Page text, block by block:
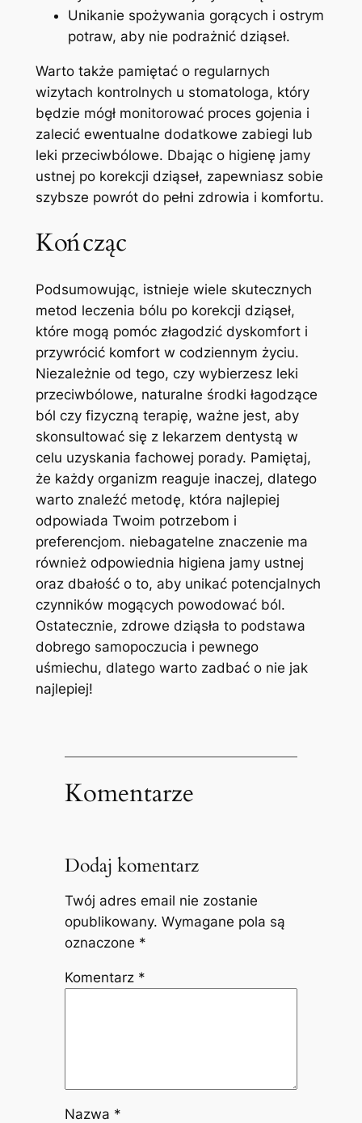
Unikanie‌ spożywania gorących i ⁣ostrym
⁢potraw, ‌aby nie podrażnić dziąseł.
Warto także pamiętać o ⁤regularnych⁤
wizytach kontrolnych u​ stomatologa, ​który
będzie mógł monitorować proces gojenia i‌
zalecić‌ ewentualne dodatkowe zabiegi ‍lub​
leki ‍przeciwbólowe. Dbając ⁢o ​higienę jamy
ustnej po korekcji dziąseł, zapewniasz sobie​
szybsze powrót do pełni zdrowia i komfortu.
Kończąc
Podsumowując, ‌istnieje wiele‍ skutecznych
metod leczenia bólu po korekcji dziąseł,⁣
które⁤ mogą ⁤pomóc złagodzić dyskomfort i
⁤przywrócić komfort ⁤w codziennym życiu.
Niezależnie⁤ od tego, czy‍ wybierzesz leki
⁣przeciwbólowe,‌ naturalne środki łagodzące
ból czy fizyczną terapię, ważne ​jest, aby‍
skonsultować się z lekarzem‍ dentystą w‌
celu uzyskania fachowej porady. Pamiętaj,
że‌ każdy organizm reaguje inaczej, dlatego⁣
warto znaleźć metodę, która najlepiej
odpowiada Twoim‌ potrzebom i
⁣preferencjom. ‌niebagatelne znaczenie⁢ ma
również odpowiednia higiena jamy ‍ustnej
oraz dbałość o to, aby ⁤unikać potencjalnych
czynników mogących ⁤powodować ból.⁤
Ostatecznie, zdrowe dziąsła to podstawa
⁢dobrego ⁤samopoczucia i pewnego
⁢uśmiechu, dlatego warto zadbać o nie jak‌
najlepiej!
Komentarze
Dodaj komentarz
Twój adres email nie zostanie
opublikowany. Wymagane pola są
oznaczone *
Komentarz *
Nazwa *